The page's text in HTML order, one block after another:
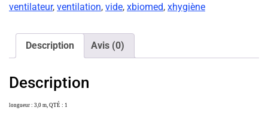
ventilateur, ventilation, vide, xbiomed, xhygiène
Description Avis (0)
Description
longueur : 3,0 m, QTÉ : 1